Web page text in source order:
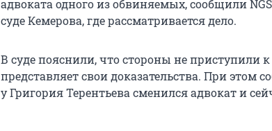
адвоката одного из обвиняемых, сообщили
суде Кемерова, где рассматривается дело.
В суде пояснили, что стороны не приступили
представляет свои доказательства. При этом
у Григория Терентьева сменился адвокат и